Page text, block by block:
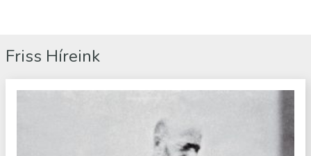
Friss Híreink